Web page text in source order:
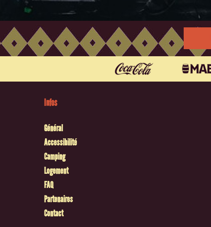
Infos
Général
Accessibilité
Camping
Logement
FAQ
Partenaires
Contact